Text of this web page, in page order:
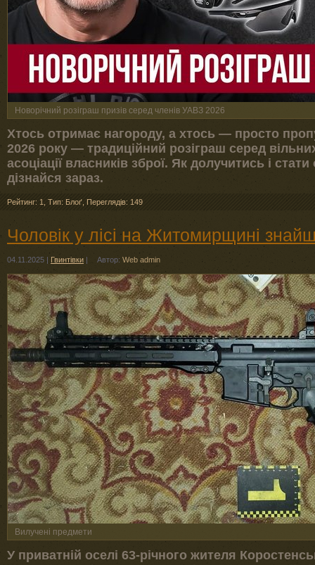
Новорічний розіграш призів серед членів УАВЗ 2026
Хтось отримає нагороду, а хтось — просто
2026 року — традиційний розіграш серед
асоціації власників зброї. Як долучитись і
дізнайся зараз.
Рейтинг: 1 Тип: Блоґ Переглядів: 149
Чоловік у лісі на Житомирщині
04.11.2025 | Гвинтівки | Автор: Web admin
Вилучені предмети
У приватній оселі 63-річного жителя